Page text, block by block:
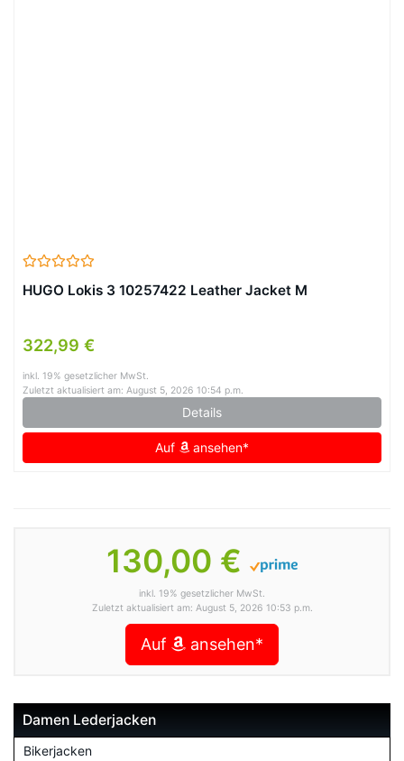
HUGO Lokis 3 10257422 Leather Jacket M
322,99 €
inkl. 19% gesetzlicher MwSt.
Zuletzt aktualisiert am: August 5, 2026 10:54 p.m.
Details
Auf ansehen*
130,00 €
inkl. 19% gesetzlicher MwSt.
Zuletzt aktualisiert am: August 5, 2026 10:53 p.m.
Auf ansehen*
Damen Lederjacken
Bikerjacken